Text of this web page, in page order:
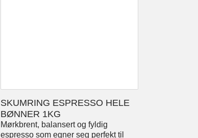
SKUMRING ESPRESSO HELE
BØNNER 1KG
Mørkbrent, balansert og fyldig
espresso som egner seg perfekt til